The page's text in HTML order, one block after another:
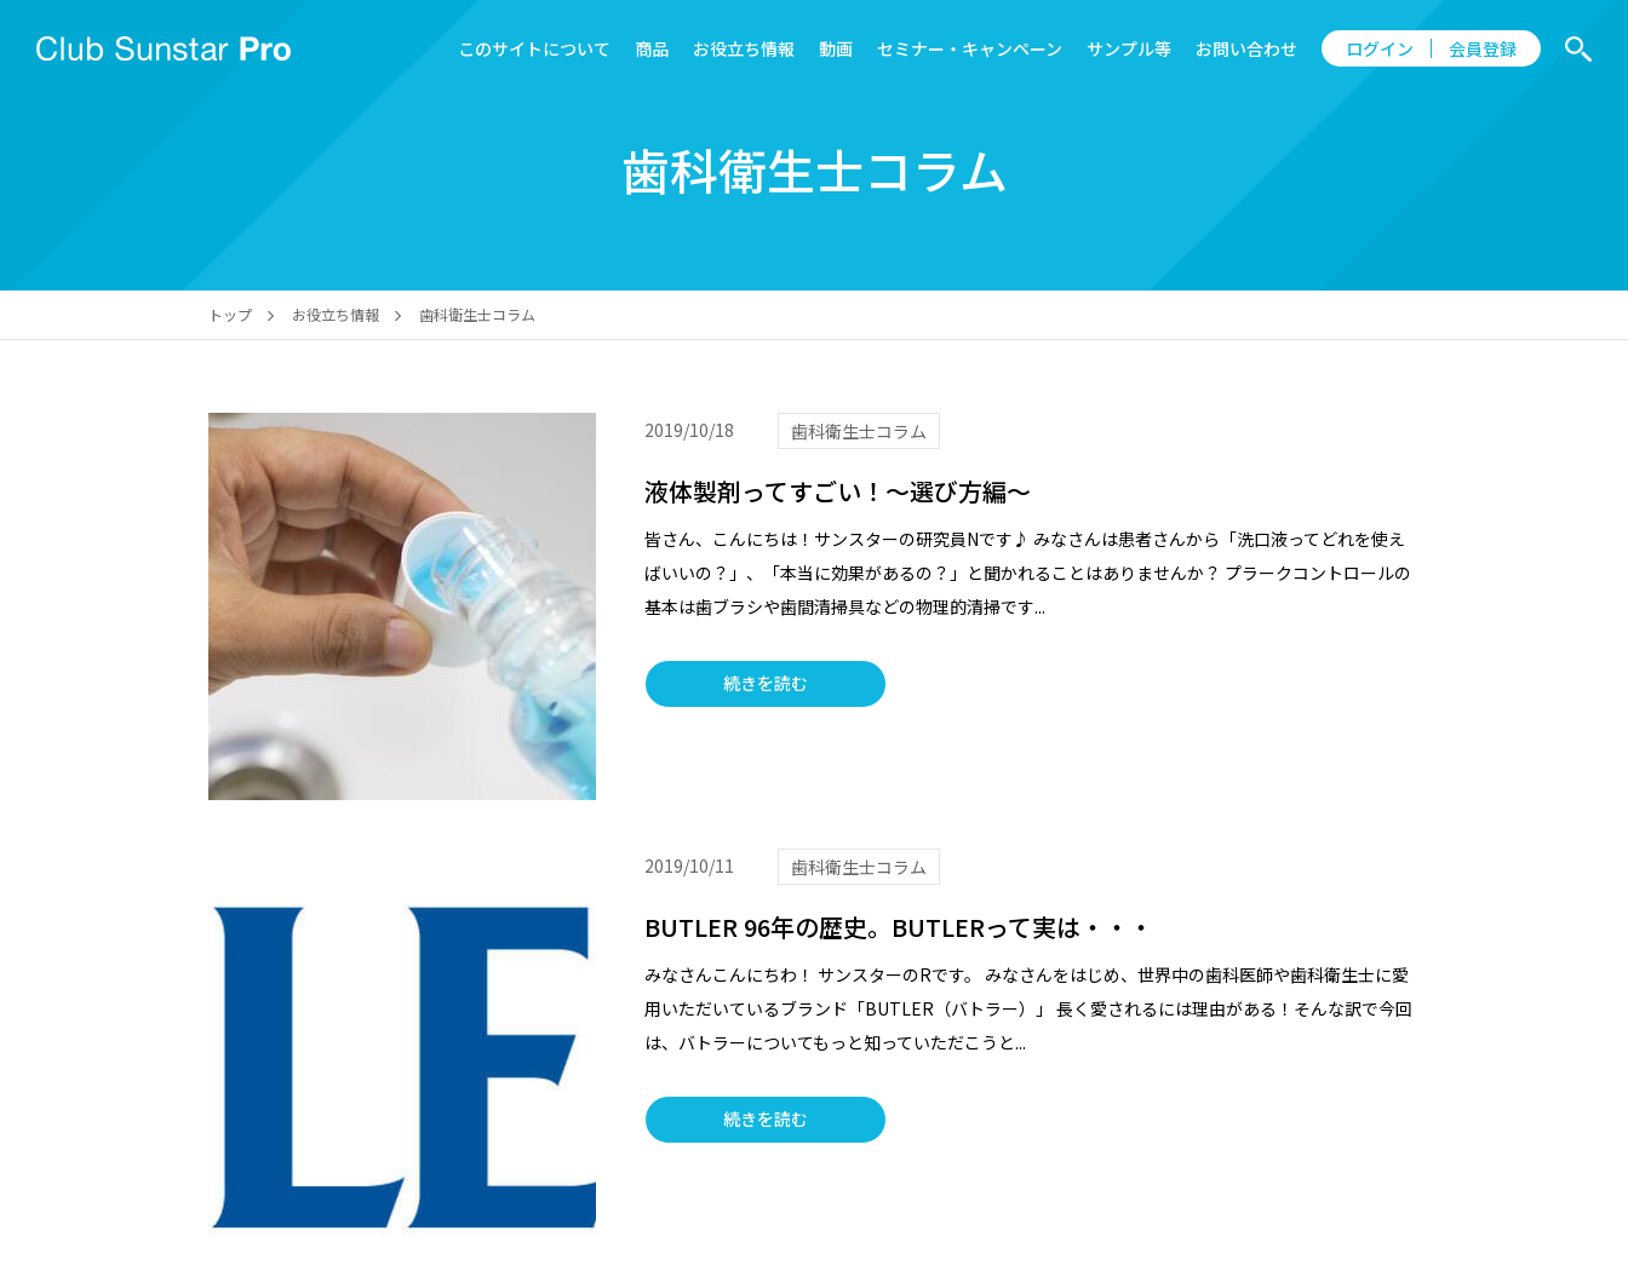
このサイトについて 商品 お役立ち情報 動画 セミナー・キャンペーン サンプル等 お問い合わせ ログイン 会員登録
歯科衛生士コラム
トップ お役立ち情報 歯科衛生士コラム
2019/10/18 歯科衛生士コラム
液体製剤ってすごい！～選び方編～
皆さん、こんにちは！サンスターの研究員Nです♪ みなさんは患者さんから「洗口液ってどれを使え
ばいいの？」、「本当に効果があるの？」と聞かれることはありませんか？ プラークコントロールの
基本は歯ブラシや歯間清掃具などの物理的清掃です...
続きを読む
2019/10/11 歯科衛生士コラム
BUTLER 96年の歴史。BUTLERって実は・・・
みなさんこんにちわ！ サンスターのRです。 みなさんをはじめ、世界中の歯科医師や歯科衛生士に愛
用いただいているブランド「BUTLER（バトラー）」 長く愛されるには理由がある！そんな訳で今回
は、バトラーについてもっと知っていただこうと...
続きを読む